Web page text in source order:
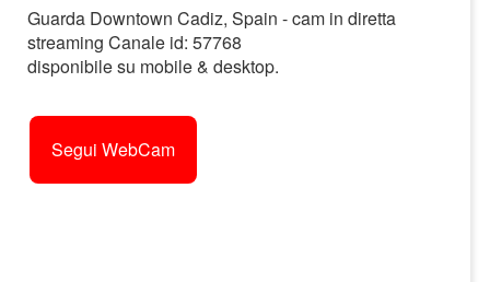
Guarda Downtown Cadiz, Spain - cam in diretta
streaming Canale id: 57768
disponibile su mobile & desktop.